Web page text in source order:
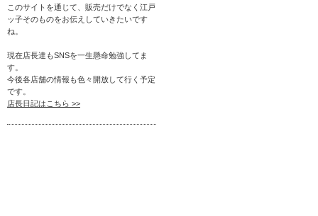
このサイトを通じて、販売だけでなく江戸
ッ子そのものをお伝えしていきたいです
ね。
現在店長達もSNSを一生懸命勉強してま
す。
今後各店舗の情報も色々開放して行く予定
です。
店長日記はこちら >>